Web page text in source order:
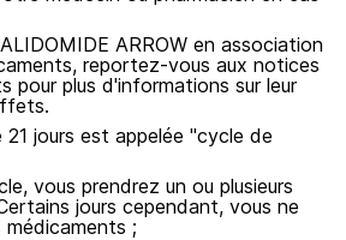
ARROW en association
reportez-vous aux notices
pour plus d'informations sur leur
21 jours est appelée "cycle de
vous prendrez un ou plusieurs
jours cependant, vous ne
médicaments ;